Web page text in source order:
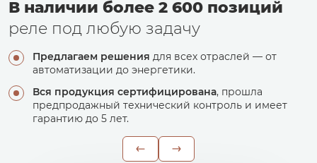
В наличии более 2 600 позиций
реле под любую задачу
Предлагаем решения для всех отраслей — от
автоматизации до энергетики.
Вся продукция сертифицирована, прошла
предпродажный технический контроль и имеет
гарантию до 5 лет.